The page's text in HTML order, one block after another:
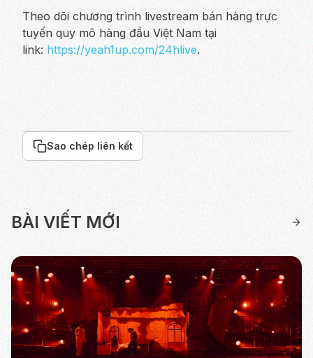
Theo dõi chương trình livestream bán hàng trực
tuyến quy mô hàng đầu Việt Nam tại
link:https://yeah1up.com/24hlive.
Sao chép liên kết
BÀI VIẾT MỚI